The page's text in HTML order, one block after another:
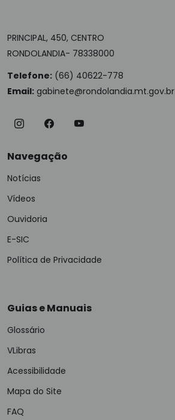
PRINCIPAL, 450, CENTRO
RONDOLANDIA- 78338000
Telefone: (66) 40622-778
Email: gabinete@rondolandia.mt.gov.br
Navegação
Notícias
Vídeos
Ouvidoria
E-SIC
Política de Privacidade
Guias e Manuais
Glossário
VLibras
Acessibilidade
Mapa do Site
FAQ